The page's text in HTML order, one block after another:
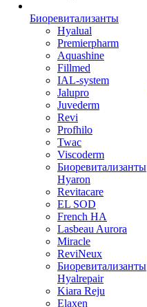
Биоревитализанты
Hyalual
Premierpharm
Aquashine
Fillmed
IAL-system
Jalupro
Juvederm
Revi
Profhilo
Twac
Viscoderm
Биоревитализанты
Hyaron
Revitacare
EL SOD
French HA
Lasbeau Aurora
Miracle
ReviNeux
Биоревитализанты
Hyalrepair
Kiara Reju
Elaxen